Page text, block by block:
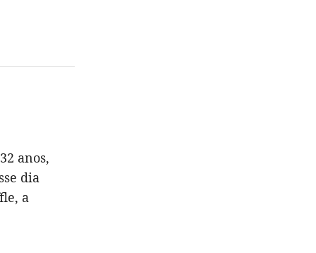
anos,
dia
a